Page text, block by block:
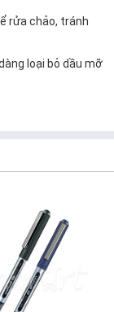
rửa chảo, tránh
loại bỏ dầu mỡ